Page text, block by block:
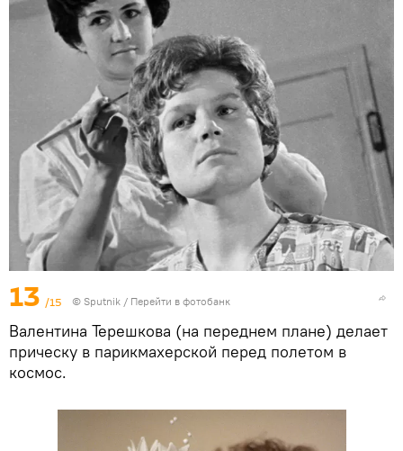
13 /15 © Sputnik / Перейти в фотобанк
Валентина Терешкова (на переднем плане) делает
прическу в парикмахерской перед полетом в
космос.